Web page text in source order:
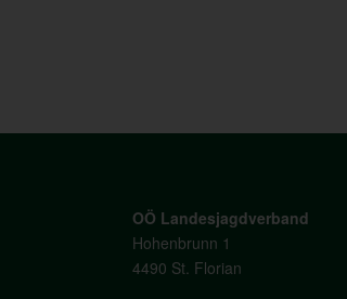
OÖ Landesjagdverband
Hohenbrunn 1
4490 St. Florian